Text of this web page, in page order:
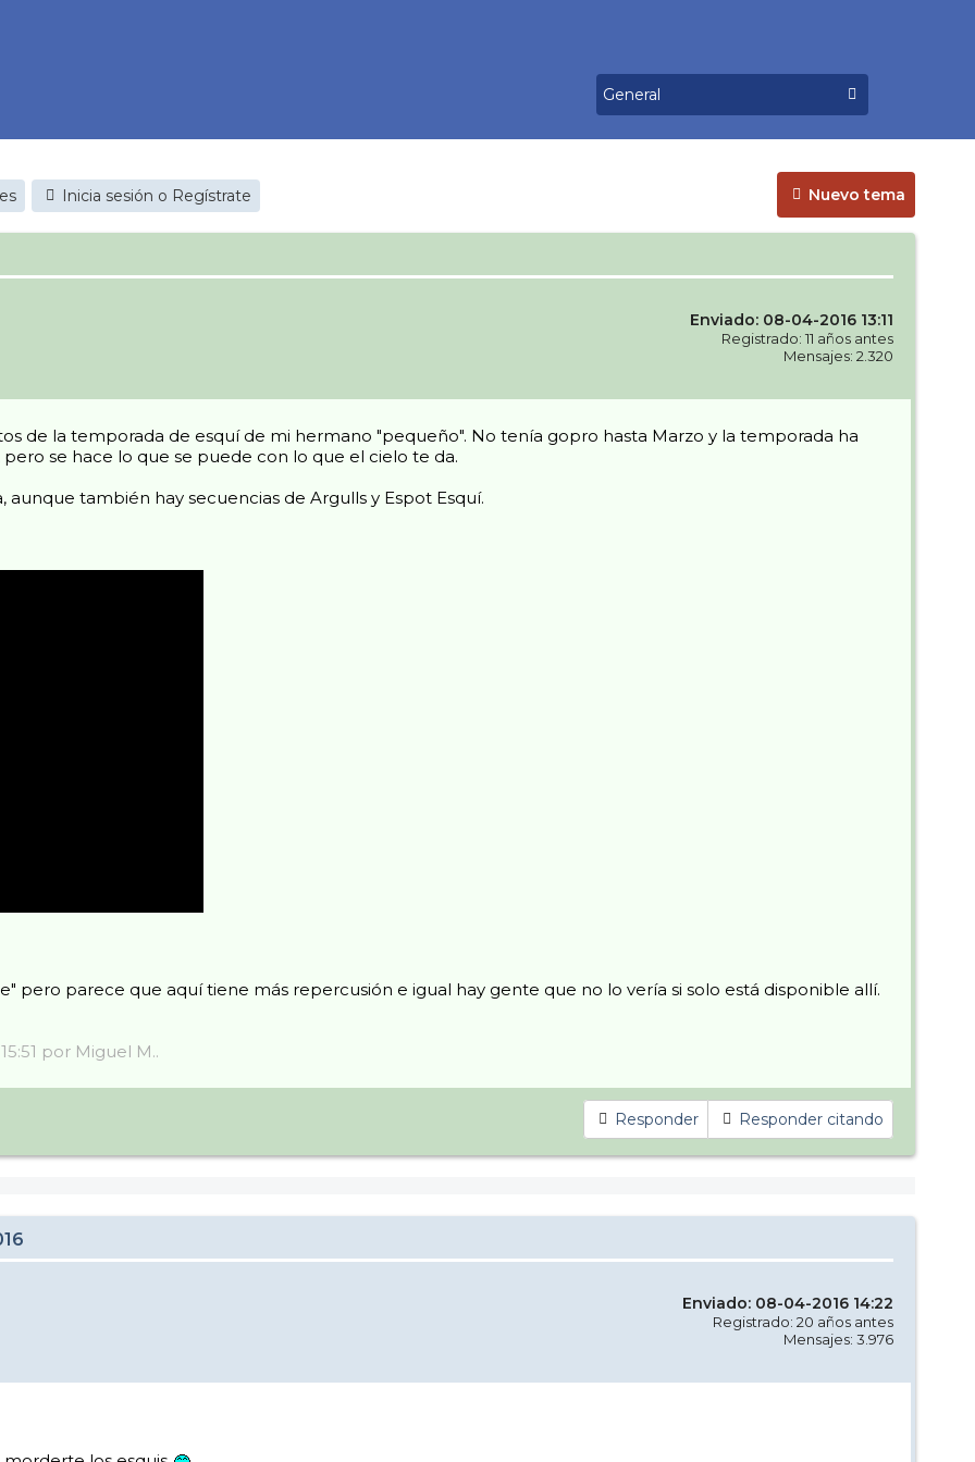
Nuevo tema
Inicia sesión o Regístrate
Enviado: 08-04-2016 13:11
Registrado: 11 años antes
Mensajes: 2.320
de la temporada de esquí de mi hermano "pequeño". No tenía gopro hasta Marzo y la temporada ha
se hace lo que se puede con lo que el cielo te da.
también hay secuencias de Argulls y Espot Esquí.
pero parece que aquí tiene más repercusión e igual hay gente que no lo vería si solo está disponible allí.
por Miguel M..
Responder Responder citando
Enviado: 08-04-2016 14:22
Registrado: 20 años antes
Mensajes: 3.976